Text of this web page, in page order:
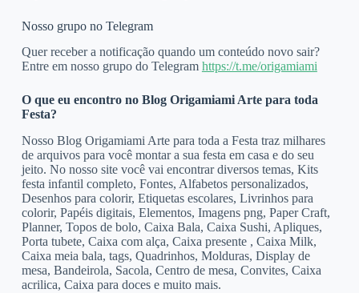
Nosso grupo no Telegram
Quer receber a notificação quando um conteúdo novo sair?
Entre em nosso grupo do Telegram https://t.me/origamiami
O que eu encontro no Blog Origamiami Arte para toda
Festa?
Nosso Blog Origamiami Arte para toda a Festa traz milhares
de arquivos para você montar a sua festa em casa e do seu
jeito. No nosso site você vai encontrar diversos temas, Kits
festa infantil completo, Fontes, Alfabetos personalizados,
Desenhos para colorir, Etiquetas escolares, Livrinhos para
colorir, Papéis digitais, Elementos, Imagens png, Paper Craft,
Planner, Topos de bolo, Caixa Bala, Caixa Sushi, Apliques,
Porta tubete, Caixa com alça, Caixa presente , Caixa Milk,
Caixa meia bala, tags, Quadrinhos, Molduras, Display de
mesa, Bandeirola, Sacola, Centro de mesa, Convites, Caixa
acrilica, Caixa para doces e muito mais.